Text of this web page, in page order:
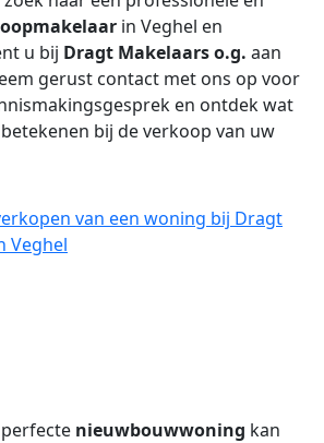
in Veghel en
u bij Dragt Makelaars o.g. aan
gerust contact met ons op voor
en ontdek wat
bij de verkoop van uw
van een woning bij Dragt
Veghel
nieuwbouwwoning kan